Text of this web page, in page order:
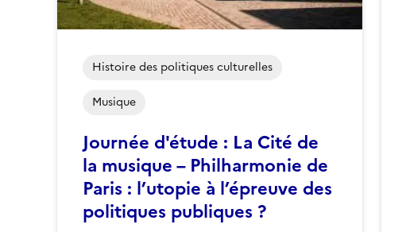
Journée d'étude : La Cité de
la musique – Philharmonie de
Paris : l’utopie à l’épreuve des
politiques publiques ?
Histoire des politiques culturelles
Musique